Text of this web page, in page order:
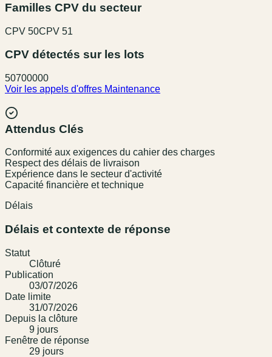
Familles CPV du secteur
CPV 50CPV 51
CPV détectés sur les lots
50700000
Voir les appels d'offres Maintenance
Attendus Clés
Conformité aux exigences du cahier des charges
Respect des délais de livraison
Expérience dans le secteur d'activité
Capacité financière et technique
Délais
Délais et contexte de réponse
Statut
Clôturé
Publication
03/07/2026
Date limite
31/07/2026
Depuis la clôture
9 jours
Fenêtre de réponse
29 jours